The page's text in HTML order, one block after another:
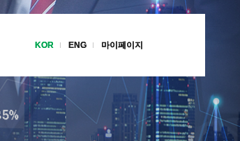
KOR ENG 마이페이지
KOR ENG 마이페이지